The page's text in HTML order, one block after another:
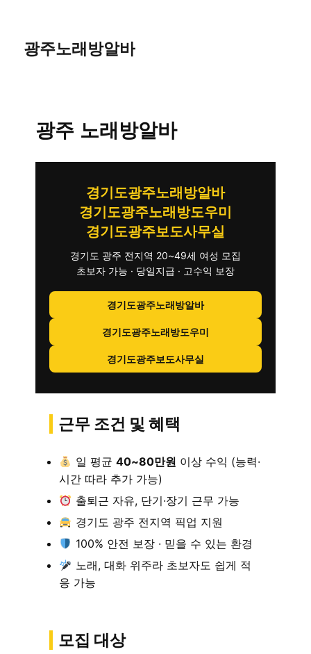
광주노래방알바
광주 노래방알바
경기도광주노래방알바
경기도광주노래방도우미
경기도광주보도사무실
경기도 광주 전지역 20~49세 여성 모집
초보자 가능 · 당일지급 · 고수익 보장
경기도광주노래방알바
경기도광주노래방도우미
경기도광주보도사무실
근무 조건 및 혜택
일 평균 40~80만원 이상 수익 (능력·
시간 따라 추가 가능)
출퇴근 자유, 단기·장기 근무 가능
경기도 광주 전지역 픽업 지원
100% 안전 보장 · 믿을 수 있는 환경
노래, 대화 위주라 초보자도 쉽게 적
응 가능
모집 대상